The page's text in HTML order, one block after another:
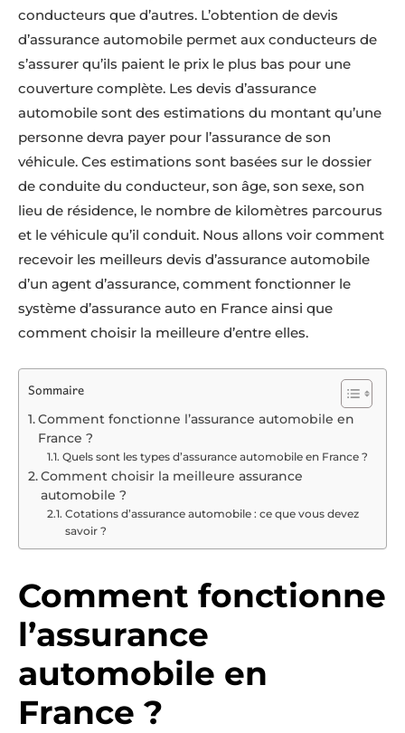
conducteurs que d’autres. L’obtention de devis
d’assurance automobile permet aux conducteurs de
s’assurer qu’ils paient le prix le plus bas pour une
couverture complète. Les devis d’assurance
automobile sont des estimations du montant qu’une
personne devra payer pour l’assurance de son
véhicule. Ces estimations sont basées sur le dossier
de conduite du conducteur, son âge, son sexe, son
lieu de résidence, le nombre de kilomètres parcourus
et le véhicule qu’il conduit. Nous allons voir comment
recevoir les meilleurs devis d’assurance automobile
d’un agent d’assurance, comment fonctionner le
système d’assurance auto en France ainsi que
comment choisir la meilleure d’entre elles.
Sommaire
Comment fonctionne l’assurance automobile en
France ?
Quels sont les types d’assurance automobile en France ?
Comment choisir la meilleure assurance
automobile ?
Cotations d’assurance automobile : ce que vous devez
savoir ?
Comment fonctionne
l’assurance
automobile en
France ?